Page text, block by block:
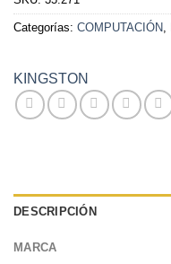
Categorías: COMPUTACIÓN
KINGSTON
DESCRIPCIÓN
MARCA